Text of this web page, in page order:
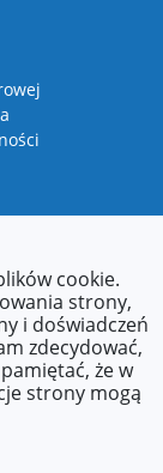
cookie.
strony,
i doświadczeń
zdecydować,
że w
strony mogą